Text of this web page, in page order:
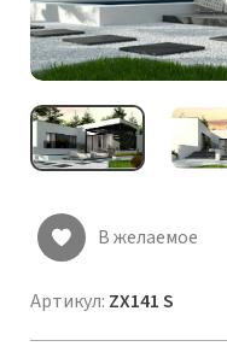
В желаемое
Артикул: ZX141 S